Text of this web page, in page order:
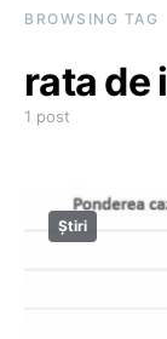
BROWSING TAG
rata de
1 post
Știri